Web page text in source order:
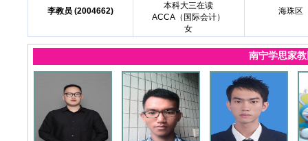
李教员 (2004662)
本科大三在读
ACCA（国际会计）
女
海珠区
南宁学思家